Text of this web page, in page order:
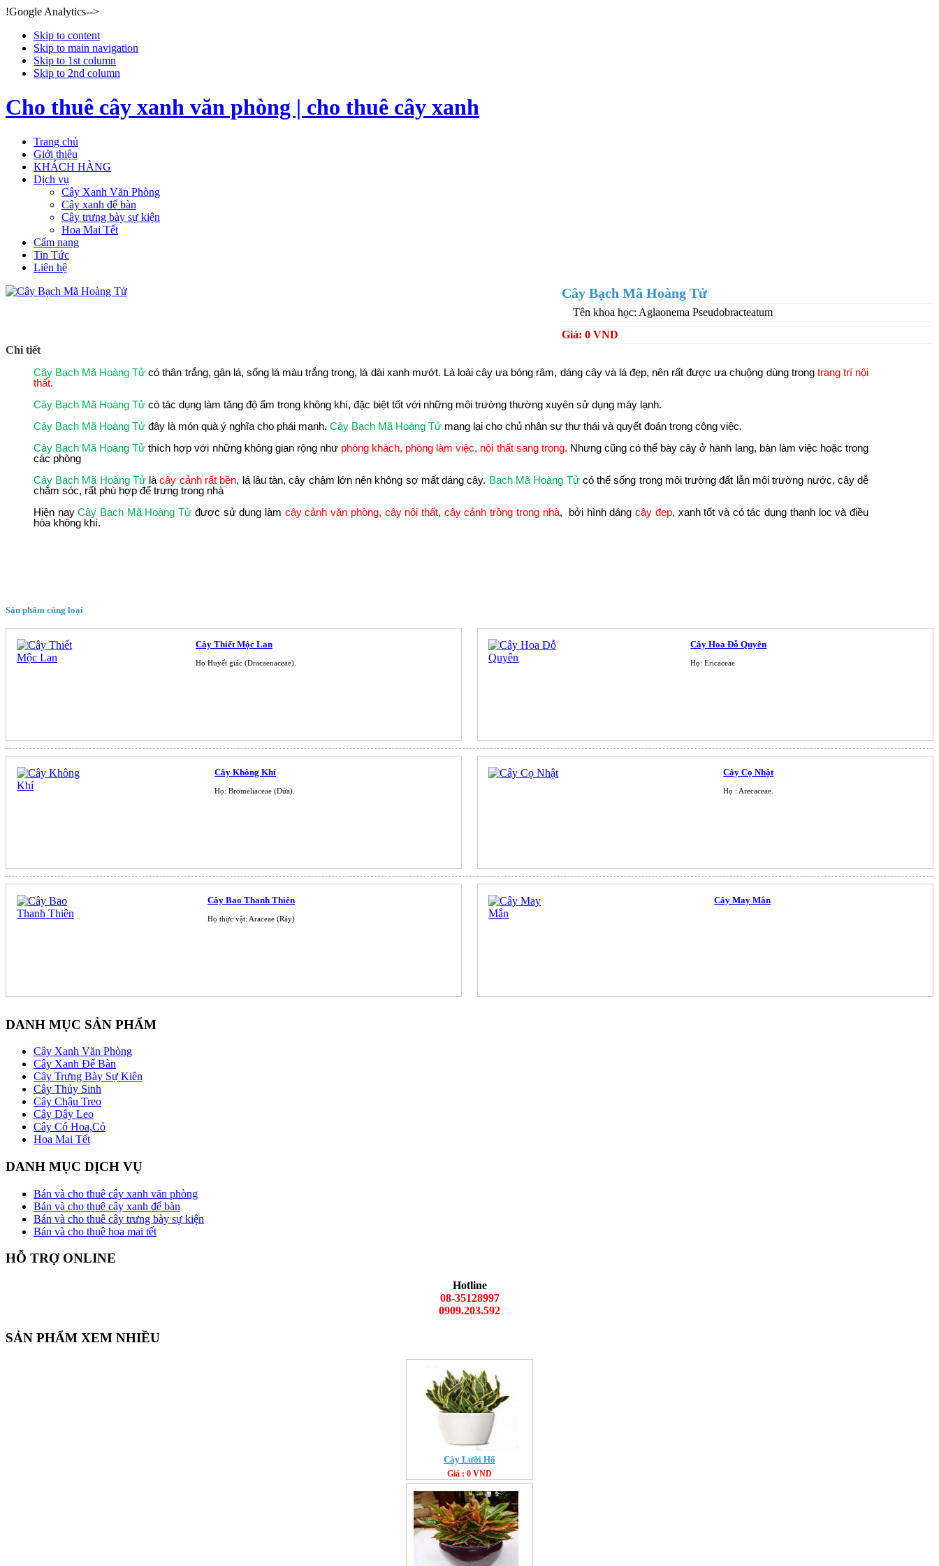
!Google Analytics-->
Skip to content
Skip to main navigation
Skip to 1st column
Skip to 2nd column
Cho thuê cây xanh văn phòng | cho thuê cây xanh
Trang chủ
Giới thiệu
KHÁCH HÀNG
Dịch vụ
Cây Xanh Văn Phòng
Cây xanh để bàn
Cây trưng bày sự kiện
Hoa Mai Tết
Cẩm nang
Tin Tức
Liên hệ
Cây Bạch Mã Hoàng Tử
Tên khoa học: Aglaonema Pseudobracteatum
Giá: 0 VND
Chi tiết
Cây Bạch Mã Hoàng Tử có thân trắng, gân lá, sống lá màu trắng trong, lá dài xanh mướt. Là loài cây ưa bóng râm, dáng cây và lá đẹp, nên rất được ưa chuộng dùng trong trang trí nội
thất.
Cây Bạch Mã Hoàng Tửcó tác dụng làm tăng độ ẩm trong không khí, đặc biệt tốt với những môi trường thường xuyên sử dụng máy lạnh.
Cây Bạch Mã Hoàng Tửđây là món quà ý nghĩa cho phái mạnh. Cây Bạch Mã Hoàng Tửmang lại cho chủ nhân sự thư thái và quyết đoán trong công việc.
Cây Bạch Mã Hoàng Tử thích hợp với những không gian rộng như phòng khách, phòng làm việc, nội thất sang trọng. Nhưng cũng có thể bày cây ở hành lang, bàn làm việc hoặc trong
các phòng
Cây Bạch Mã Hoàng Tửlàcây cảnh rất bền, lá lâu tàn, cây chậm lớn nên không sợ mất dáng cây. Bạch Mã Hoàng Tửcó thể sống trong môi trường đất lẫn môi trường nước, cây dễ
chăm sóc, rất phù hợp để trưng trong nhà
Hiện nayCây Bạch Mã Hoàng Tử được sử dụng làm cây cảnh văn phòng, cây nội thất, cây cảnh trồng trong nhà, bởi hình dángcây đẹp, xanh tốt và có tác dụng thanh lọc và điều
hòa không khí.
Sản phẩm cùng loại
Cây Thiết Mộc Lan
Họ Huyết giác (Dracaenaceae).
Cây Hoa Đỗ Quyên
Họ: Ericaceae
Cây Không Khí
Họ: Bromeliaceae (Dứa).
Cây Cọ Nhật
Họ : Arecaceae.
Cây Bao Thanh Thiên
Họ thực vật: Araceae (Ráy)
Cây May Mắn
DANH MỤC SẢN PHẨM
Cây Xanh Văn Phòng
Cây Xanh Để Bàn
Cây Trưng Bày Sự Kiên
Cây Thủy Sinh
Cây Chậu Treo
Cây Dây Leo
Cây Có Hoa,Cỏ
Hoa Mai Tết
DANH MỤC DỊCH VỤ
Bán và cho thuê cây xanh văn phòng
Bán và cho thuê cây xanh để bàn
Bán và cho thuê cây trưng bày sự kiện
Bán và cho thuê hoa mai tết
HỖ TRỢ ONLINE
Hotline
08-35128997
0909.203.592
SẢN PHẨM XEM NHIỀU
Cây Lưỡi Hổ
Giá : 0 VND